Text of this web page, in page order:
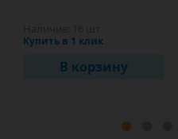
Купить в 1 клик
В корзину